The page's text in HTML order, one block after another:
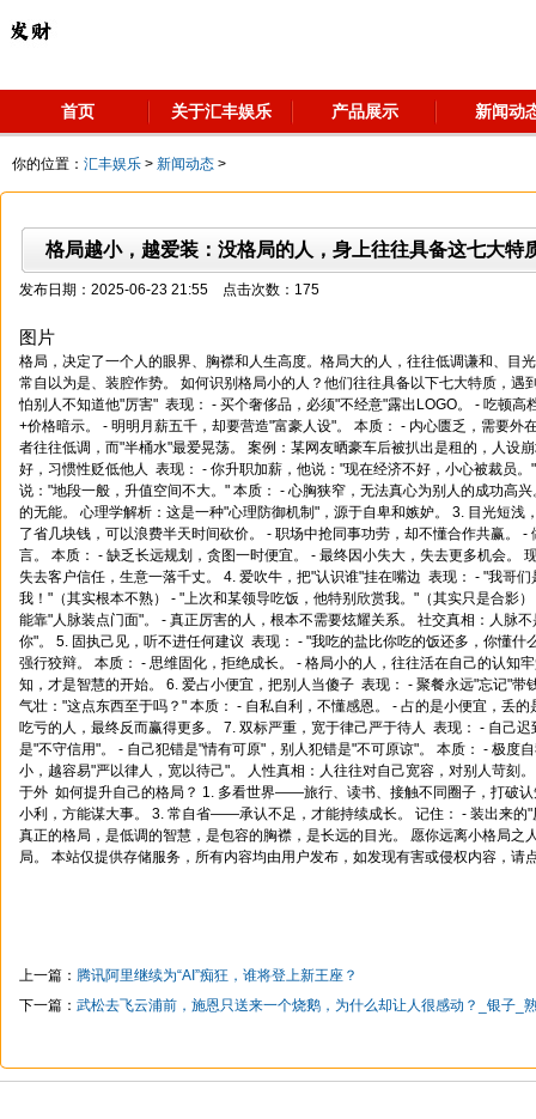
首页 关于汇丰娱乐 产品展示 新闻动
你的位置： 汇丰娱乐 > 新闻动态 >
格局越小，越爱装：没格局的人，身上往往具备这七大特
发布日期：2025-06-23 21:55 点击次数：175
图片
格局，决定了一个人的眼界、胸襟和人生高度。格局大的人，往往低调谦和、目
常自以为是、装腔作势。 如何识别格局小的人？他们往往具备以下七大特质，遇
怕别人不知道他"厉害" 表现： - 买个奢侈品，必须"不经意"露出LOGO。 - 吃顿高
+价格暗示。 - 明明月薪五千，却要营造"富豪人设"。 本质： - 内心匮乏，需要外
者往往低调，而"半桶水"最爱晃荡。 案例：某网友晒豪车后被扒出是租的，人设
好，习惯性贬低他人 表现： - 你升职加薪，他说："现在经济不好，小心被裁员
说："地段一般，升值空间不大。" 本质： - 心胸狭窄，无法真心为别人的成功高
的无能。 心理学解析：这是一种"心理防御机制"，源于自卑和嫉妒。 3. 目光短浅
了省几块钱，可以浪费半天时间砍价。 - 职场中抢同事功劳，却不懂合作共赢。 -
言。 本质： - 缺乏长远规划，贪图一时便宜。 - 最终因小失大，失去更多机会。
失去客户信任，生意一落千丈。 4. 爱吹牛，把"认识谁"挂在嘴边 表现： - "我哥
我！"（其实根本不熟） - "上次和某领导吃饭，他特别欣赏我。"（其实只是合影
能靠"人脉装点门面"。 - 真正厉害的人，根本不需要炫耀关系。 社交真相：人脉
你"。 5. 固执己见，听不进任何建议 表现： - "我吃的盐比你吃的饭还多，你懂什
强行狡辩。 本质： - 思维固化，拒绝成长。 - 格局小的人，往往活在自己的认知
知，才是智慧的开始。 6. 爱占小便宜，把别人当傻子 表现： - 聚餐永远"忘记"带
气壮："这点东西至于吗？" 本质： - 自私自利，不懂感恩。 - 占的是小便宜，丢
吃亏的人，最终反而赢得更多。 7. 双标严重，宽于律己严于待人 表现： - 自己
是"不守信用"。 - 自己犯错是"情有可原"，别人犯错是"不可原谅"。 本质： - 极度
小，越容易"严以律人，宽以待己"。 人性真相：人往往对自己宽容，对别人苛刻
于外 如何提升自己的格局？ 1. 多看世界——旅行、读书、接触不同圈子，打破
小利，方能谋大事。 3. 常自省——承认不足，才能持续成长。 记住： - 装出来的"
真正的格局，是低调的智慧，是包容的胸襟，是长远的目光。 愿你远离小格局之
局。 本站仅提供存储服务，所有内容均由用户发布，如发现有害或侵权内容，请
上一篇： 腾讯阿里继续为“AI”痴狂，谁将登上新王座？
下一篇： 武松去飞云浦前，施恩只送来一个烧鹅，为什么却让人很感动？_银子_